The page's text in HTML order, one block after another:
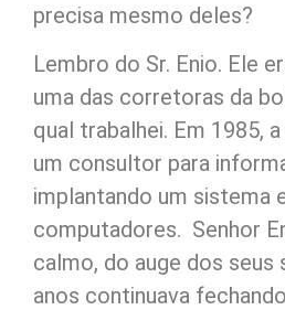
precisa mesmo deles?
Lembro do Sr. Enio. Ele
uma das corretoras da
qual trabalhei. Em 1985,
um consultor para
implantando um sistema
computadores. Senhor
calmo, do auge dos seus
anos continuava